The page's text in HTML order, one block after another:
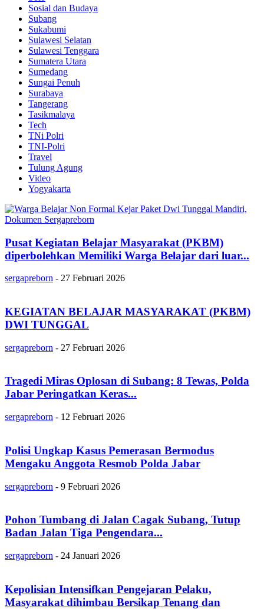
Sosial dan Budaya
Subang
Sukabumi
Sulawesi Selatan
Sulawesi Tenggara
Sumatera Utara
Sumedang
Sungai Penuh
Surabaya
Tangerang
Tasikmalaya
Tech
TNi Polri
TNI-Polri
Travel
Tulung Agung
Video
Yogyakarta
Pusat Kegiatan Belajar Masyarakat (PKBM)
diperbolehkan Memiliki Warga Belajar dari luar...
sergapreborn - 27 Februari 2026
KEGIATAN BELAJAR MASYARAKAT (PKBM)
DWI TUNGGAL
sergapreborn - 27 Februari 2026
Tragedi Miras Oplosan di Subang: 8 Tewas, Polda
Jabar Peringatkan Keras...
sergapreborn - 12 Februari 2026
Polisi Ungkap Kasus Pemerasan Bermodus
Mengaku Anggota Resmob Polda Jabar
sergapreborn - 9 Februari 2026
Pohon Tumbang di Jalan Cagak Subang, Tutup
Badan Jalan Tiga Pengendara...
sergapreborn - 24 Januari 2026
Kepolisian Intensifkan Pengejaran Pelaku,
Masyarakat dihimbau Bersikap Tenang dan